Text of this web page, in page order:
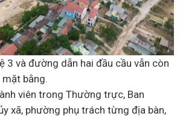
3 và đường dẫn hai đầu cầu vẫn còn
bằng.
viên trong Thường trực, Ban
xã, phường phụ trách từng địa bàn,